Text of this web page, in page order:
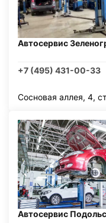
Автосервис
+7 (495) 431-00-33
Сосновая аллея, 4,
Автосервис